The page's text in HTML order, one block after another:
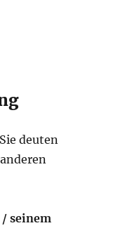
deuten
seinem